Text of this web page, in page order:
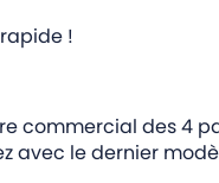
!
commercial des 4
avec le dernier